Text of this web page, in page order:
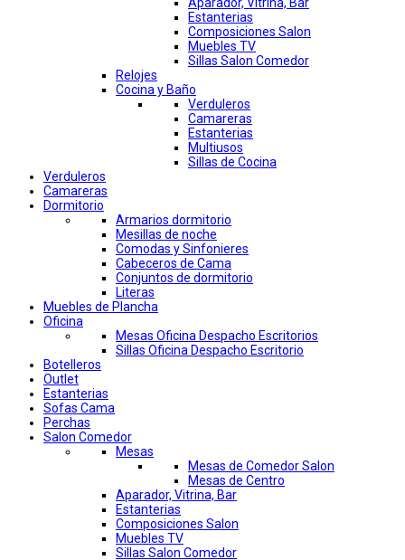
Aparador, Vitrina, Bar
Estanterias
Composiciones Salon
Muebles TV
Sillas Salon Comedor
Relojes
Cocina y Baño
Verduleros
Camareras
Estanterias
Multiusos
Sillas de Cocina
Verduleros
Camareras
Dormitorio
Armarios dormitorio
Mesillas de noche
Comodas y Sinfonieres
Cabeceros de Cama
Conjuntos de dormitorio
Literas
Muebles de Plancha
Oficina
Mesas Oficina Despacho Escritorios
Sillas Oficina Despacho Escritorio
Botelleros
Outlet
Estanterias
Sofas Cama
Perchas
Salon Comedor
Mesas
Mesas de Comedor Salon
Mesas de Centro
Aparador, Vitrina, Bar
Estanterias
Composiciones Salon
Muebles TV
Sillas Salon Comedor